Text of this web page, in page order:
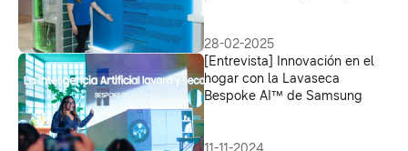
28-02-2025
[Entrevista] Innovación en el
hogar con la Lavaseca
Bespoke AI™ de Samsung